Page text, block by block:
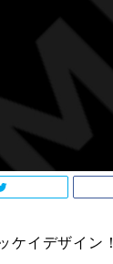
ケイデザイン！